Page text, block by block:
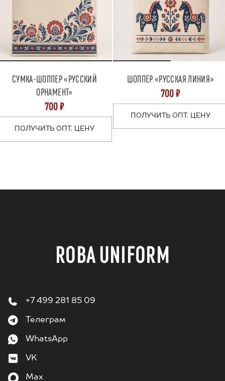
СУМКА-ШОППЕР «РУССКИЙ
ОРНАМЕНТ»
700 ₽
ПОЛУЧИТЬ ОПТ. ЦЕНУ
ШОППЕР «РУССКАЯ ЛИНИЯ»
700 ₽
ПОЛУЧИТЬ ОПТ. ЦЕНУ
ROBA UNIFORM
+7 499 281 85 09
Телеграм
WhatsApp
VK
Max